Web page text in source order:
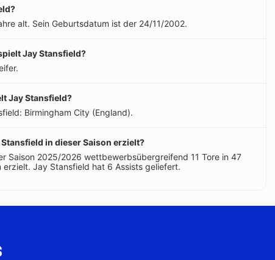
alt. Sein Geburtsdatum ist der 24/11/2002.
Jay Stansfield?
Jay Stansfield?
Birmingham City (England).
in dieser Saison erzielt?
Saison 2025/2026 wettbewerbsübergreifend 11 Tore in 47
erzielt. Jay Stansfield hat 6 Assists geliefert.